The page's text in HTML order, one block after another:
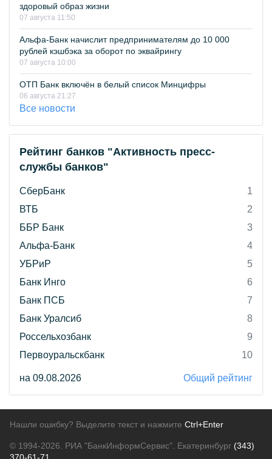
здоровый образ жизни
07 августа 11:50
Альфа-Банк начислит предпринимателям до 10 000
рублей кэшбэка за оборот по эквайрингу
07 августа 10:00
ОТП Банк включён в белый список Минцифры
06 августа 21:27
Все новости
Рейтинг банков "Активность пресс-
службы банков"
СберБанк
1
ВТБ
2
ББР Банк
3
Альфа-Банк
4
УБРиР
5
Банк Инго
6
Банк ПСБ
7
Банк Уралсиб
8
Россельхозбанк
9
Первоуральскбанк
10
на 09.08.2026 Общий рейтинг
Нашли ошибку? Выделите текст и нажмите Ctrl+Enter
© 1994-2026. РИА "БанкИнформСервис". Екатеринбург (343)